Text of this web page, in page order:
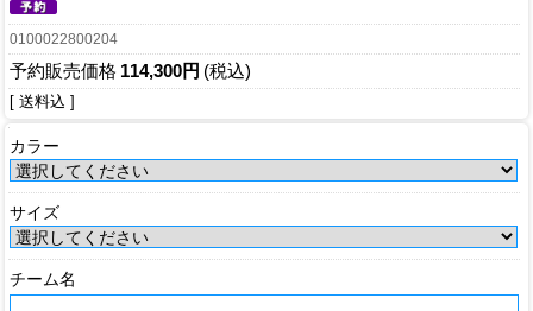
0100022800204
予約販売価格 114,300円 (税込)
[ 送料込 ]
カラー
サイズ
チーム名